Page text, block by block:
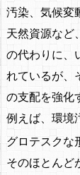
汚染、気候変
天然資源など
の代わりに、
れているが、
の支配を強化
例えば、環境
グロテスクな
そのほとんど